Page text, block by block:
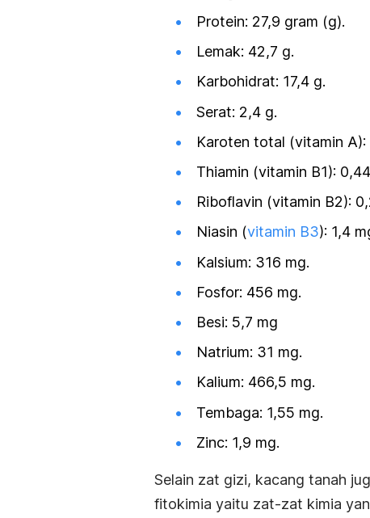
Protein: 27,9 gram (g).
Lemak: 42,7 g.
Karbohidrat: 17,4 g.
Serat: 2,4 g.
Karoten total (vitamin
Thiamin (vitamin B1):
Riboflavin (vitamin B2):
Niasin (vitamin B3): 1,4
Kalsium: 316 mg.
Fosfor: 456 mg.
Besi: 5,7 mg
Natrium: 31 mg.
Kalium: 466,5 mg.
Tembaga: 1,55 mg.
Zinc: 1,9 mg.
Selain zat gizi, kacang tanah
fitokimia yaitu zat-zat kimia